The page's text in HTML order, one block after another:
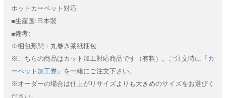
ホットカーペット対応
■生産国:日本製
■備考:
※梱包形態：丸巻き茶紙梱包
※こちらの商品はカット加工対応商品です（有料）。ご注文時に『カ
ーペット加工券 』を一緒にご注文下さい。
※オーダーの場合は仕上がりサイズよりも大きめのサイズをお選びく
ださい。